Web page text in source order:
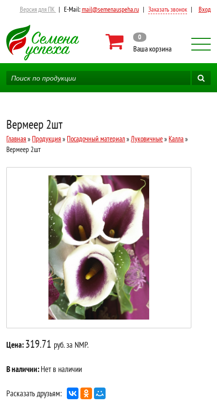
Версия для ПК | E-Mail:mail@semenauspeha.ru | Заказать звонок | Вход
0
Ваша корзина
Вермеер 2шт
Главная » Продукция » Посадочный материал» Луковичные» Калла»
Вермеер 2шт
Цена:319.71 руб. за NMP.
В наличии:Нет в наличии
Расказать друзьям: